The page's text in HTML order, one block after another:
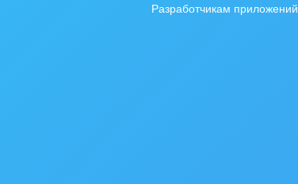
Разработчикам приложений